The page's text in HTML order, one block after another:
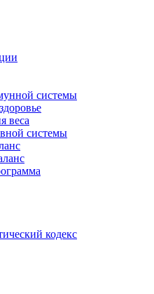
системы
веса
системы
кодекс